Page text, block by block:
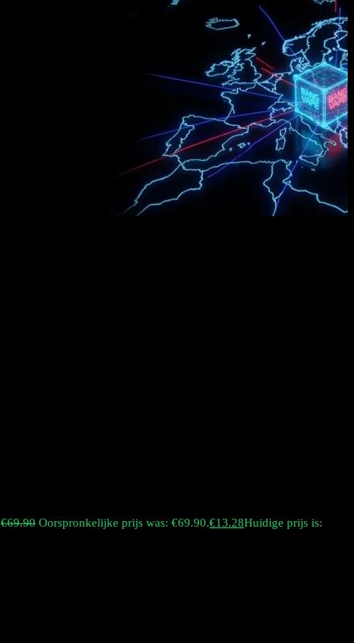
€69.90 Oorspronkelijke prijs was: €69.90.€13.28Huidige prijs is: